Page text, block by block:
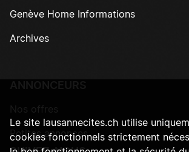
Genève Home Informations
Archives
Petites annonces
Le site lausannecites.ch utilise
cookies fonctionnels strictement